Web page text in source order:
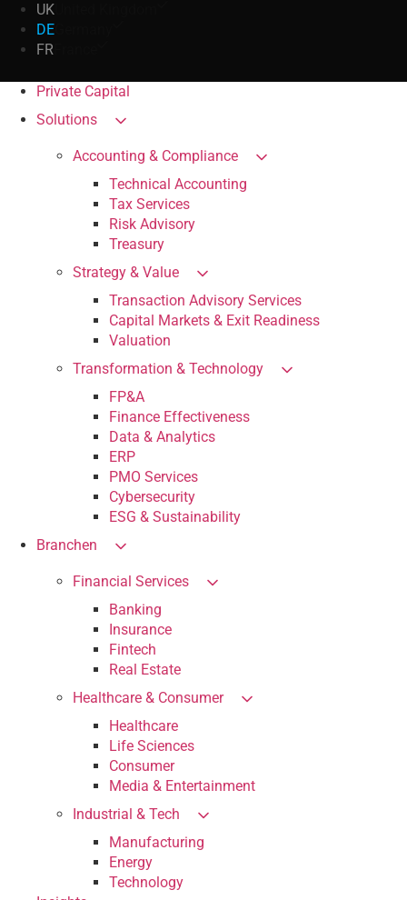
UK
DE
FR
Private Capital
Solutions
Accounting & Compliance
Technical Accounting
Tax Services
Risk Advisory
Treasury
Strategy & Value
Transaction Advisory Services
Capital Markets & Exit Readiness
Valuation
Transformation & Technology
FP&A
Finance Effectiveness
Data & Analytics
ERP
PMO Services
Cybersecurity
ESG & Sustainability
Branchen
Financial Services
Banking
Insurance
Fintech
Real Estate
Healthcare & Consumer
Healthcare
Life Sciences
Consumer
Media & Entertainment
Industrial & Tech
Manufacturing
Energy
Technology